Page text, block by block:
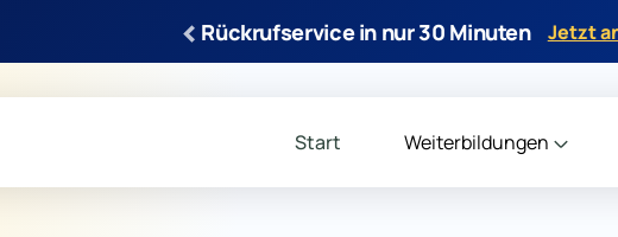
‹ Rückrufservice in nur 30 Minuten Jetzt
Start Weiterbildungen